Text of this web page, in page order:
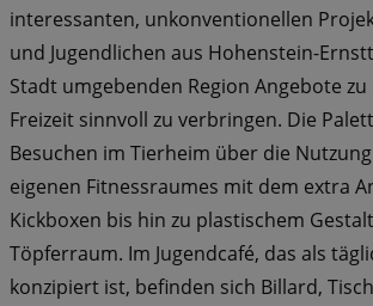
interessanten, unkonventionellen
und Jugendlichen aus Hohenstein-­
Stadt umgebenden Region Angebote
Freizeit sinnvoll zu ver­bringen. Die
Besuchen im Tierheim über die
eigenen Fitnessraumes mit dem extra
Kickboxen bis hin zu plas­tischem
Töpferraum. Im Jugendcafé, das als
konzipiert ist, befinden sich Billard,